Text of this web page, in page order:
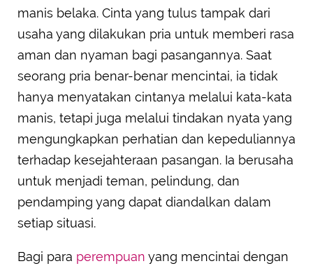
manis belaka. Cinta yang tulus tampak dari
usaha yang dilakukan pria untuk memberi rasa
aman dan nyaman bagi pasangannya. Saat
seorang pria benar-benar mencintai, ia tidak
hanya menyatakan cintanya melalui kata-kata
manis, tetapi juga melalui tindakan nyata yang
mengungkapkan perhatian dan kepeduliannya
terhadap kesejahteraan pasangan. Ia berusaha
untuk menjadi teman, pelindung, dan
pendamping yang dapat diandalkan dalam
setiap situasi.
Bagi para perempuan yang mencintai dengan